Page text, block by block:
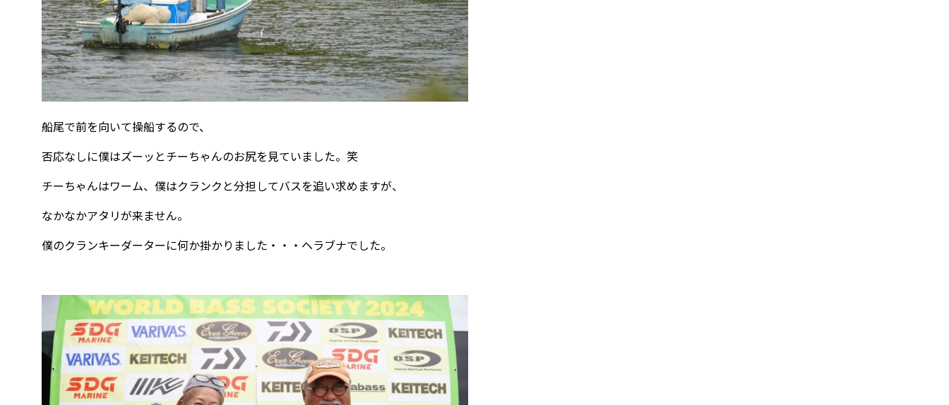
船尾で前を向いて操船するので、
否応なしに僕はズーッとチーちゃんのお尻を見ていました。笑
チーちゃんはワーム、僕はクランクと分担してバスを追い求めますが、
なかなかアタリが来ません。
僕のクランキーダーターに何か掛かりました・・・ヘラブナでした。